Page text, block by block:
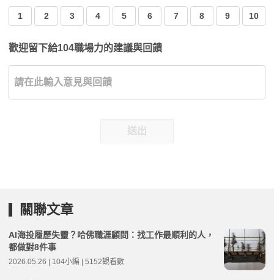
1 2 3 4 5 6 7 8 9 10
歡迎留下給104職場力的建議與回饋
送出
關聯文章
AI海投履歷失靈？哈佛職涯顧問：找工作最順利的人，
都做對8件事
2026.05.26 | 104小編 | 5152觀看數